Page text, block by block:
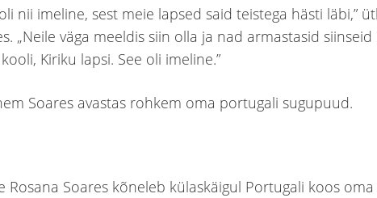
nii imeline, sest meie lapsed said teistega hästi läbi,”
„Neile väga meeldis siin olla ja nad armastasid siinseid
Kiriku lapsi. See oli imeline.”
Soares avastas rohkem oma portugali sugupuud.